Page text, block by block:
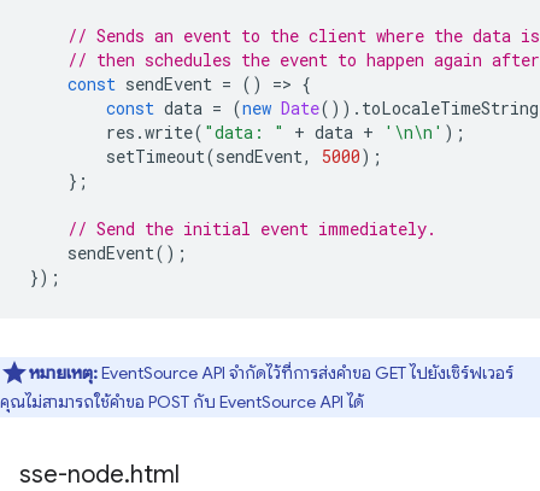
// Sends an event to the client where the data
// then schedules the event to happen again
const sendEvent = () => {
const data = (new Date()). toLocaleTimeString
res .write( "data: " + data + '\n\n' );
setTimeout(sendEvent, 5000);
};
// Send the initial event immediately.
sendEvent();
});
หมายเหตุ:EventSource API จำกัดไว้ที่การส่งคำขอ GET ไปยังเซิร์ฟเวอร์
คุณไม่สามารถใช้คำขอ POST กับ EventSource API ได้
sse-node.html